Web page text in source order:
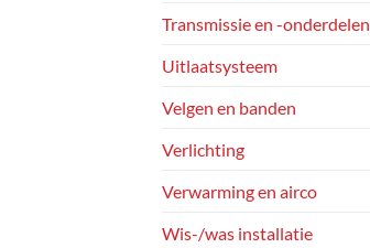
Transmissie en -onderdelen
Uitlaatsysteem
Velgen en banden
Verlichting
Verwarming en airco
Wis-/was installatie